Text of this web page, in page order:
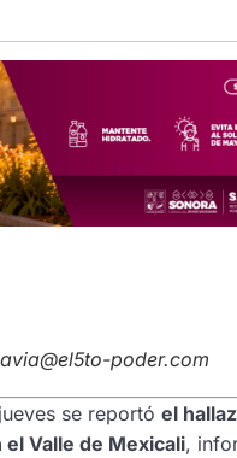
poder.com
se reportó el
Valle de Mexicali,